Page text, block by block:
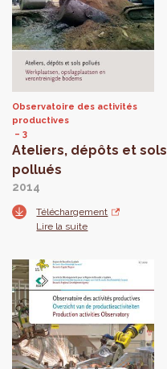
Observatoire des activités
productives
3
Ateliers, dépôts et sols
pollués
2014
Téléchargement
Lire la suite